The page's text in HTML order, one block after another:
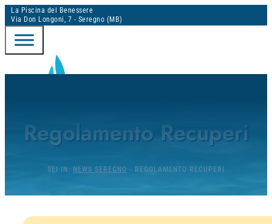
La Piscina del Benessere
Via Don Longoni, 7 - Seregno (MB)
PORTALE ONLINE
Regolamento Recuperi
SEI IN: NEWS SEREGNO - REGOLAMENTO RECUPERI